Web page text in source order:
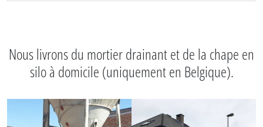
Nous livrons du mortier drainant et de la chape en
silo à domicile (uniquement en Belgique).